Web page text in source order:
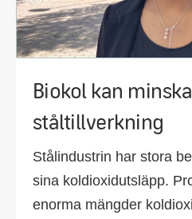
Biokol kan
ståltillverkning
Stålindustrin har stora
sina koldioxidutsläpp.
enorma mängder